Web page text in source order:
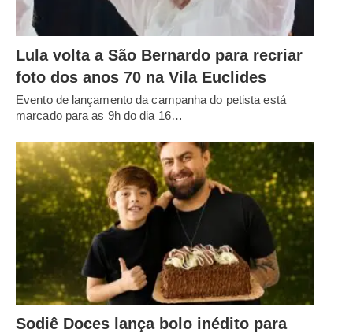
Lula volta a São Bernardo para recriar
foto dos anos 70 na Vila Euclides
Evento de lançamento da campanha do petista está
marcado para as 9h do dia 16…
Sodiê Doces lança bolo inédito para